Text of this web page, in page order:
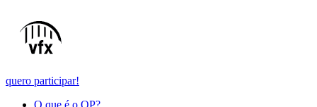
quero participar!
O que é o OP?